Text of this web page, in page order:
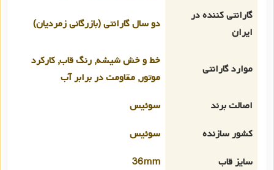
گارانتی کننده در
ایران
دو سال گارانتی (بازرگانی زمردیان)
موارد گارانتی
خط و خش شیشه, رنگ قاب, کارکرد
موتور, مقاومت در برابر آب
اصالت برند
سوئیس
کشور سازنده
سوئیس
سایز قاب
36mm